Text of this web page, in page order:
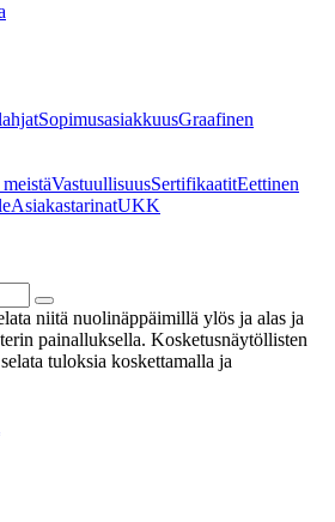
SopimusasiakkuusGraafinen
VastuullisuusSertifikaatitEettinen
AsiakastarinatUKK
niitä nuolinäppäimillä ylös ja alas ja
painalluksella. Kosketusnäytöllisten
tuloksia koskettamalla ja